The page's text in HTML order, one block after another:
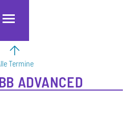
Termine
ADVANCED